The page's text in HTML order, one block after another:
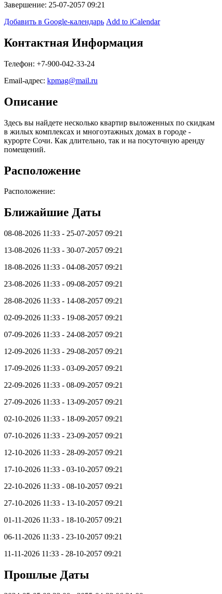
Завершение: 25-07-2057 09:21
Добавить в Google-календарь Add to iCalendar
Контактная Информация
Телефон: +7-900-042-33-24
Email-адрес: kpmag@mail.ru
Описание
Здесь вы найдете несколько квартир выложенных по скидкам
в жилых комплексах и многоэтажных домах в городе -
курорте Сочи. Как длительно, так и на посуточную аренду
помещений.
Расположение
Расположение:
Ближайшие Даты
08-08-2026 11:33 - 25-07-2057 09:21
13-08-2026 11:33 - 30-07-2057 09:21
18-08-2026 11:33 - 04-08-2057 09:21
23-08-2026 11:33 - 09-08-2057 09:21
28-08-2026 11:33 - 14-08-2057 09:21
02-09-2026 11:33 - 19-08-2057 09:21
07-09-2026 11:33 - 24-08-2057 09:21
12-09-2026 11:33 - 29-08-2057 09:21
17-09-2026 11:33 - 03-09-2057 09:21
22-09-2026 11:33 - 08-09-2057 09:21
27-09-2026 11:33 - 13-09-2057 09:21
02-10-2026 11:33 - 18-09-2057 09:21
07-10-2026 11:33 - 23-09-2057 09:21
12-10-2026 11:33 - 28-09-2057 09:21
17-10-2026 11:33 - 03-10-2057 09:21
22-10-2026 11:33 - 08-10-2057 09:21
27-10-2026 11:33 - 13-10-2057 09:21
01-11-2026 11:33 - 18-10-2057 09:21
06-11-2026 11:33 - 23-10-2057 09:21
11-11-2026 11:33 - 28-10-2057 09:21
Прошлые Даты